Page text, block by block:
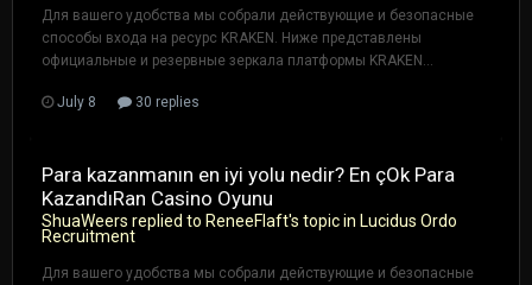
Для вашего удобства мы собрали действующие и безопасные
способы входа на ресурс KRAKEN. Ниже представлены
официальные и резервные зеркала платформы KRAKEN...
July 8 30 replies
Para kazanmanın en iyi yolu nedir? En çOk Para
KazandıRan Casino Oyunu
ShuaWeers replied to ReneeFlaft's topic in Lucidus Ordo
Recruitment
Для вашего удобства мы собрали действующие и безопасные